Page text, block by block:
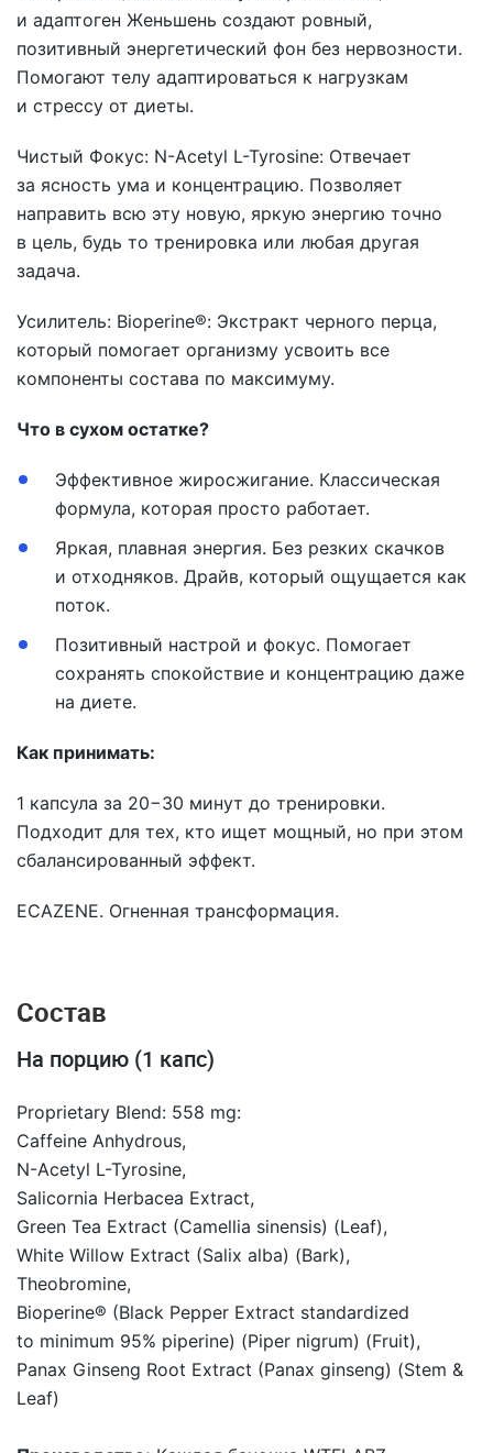
и адаптоген Женьшень создают ровный,
позитивный энергетический фон без нервозности.
Помогают телу адаптироваться к нагрузкам
и стрессу от диеты.
Чистый Фокус: N-Acetyl L-Tyrosine: Отвечает
за ясность ума и концентрацию. Позволяет
направить всю эту новую, яркую энергию точно
в цель, будь то тренировка или любая другая
задача.
Усилитель: Bioperine®: Экстракт черного перца,
который помогает организму усвоить все
компоненты состава по максимуму.
Что в сухом остатке?
Эффективное жиросжигание. Классическая
формула, которая просто работает.
Яркая, плавная энергия. Без резких скачков
и отходняков. Драйв, который ощущается как
поток.
Позитивный настрой и фокус. Помогает
сохранять спокойствие и концентрацию даже
на диете.
Как принимать:
1 капсула за 20−30 минут до тренировки.
Подходит для тех, кто ищет мощный, но при этом
сбалансированный эффект.
ECAZENE. Огненная трансформация.
Состав
На порцию (1 капс)
Proprietary Blend: 558 mg:
Caffeine Anhydrous,
N-Acetyl L-Tyrosine,
Salicornia Herbacea Extract,
Green Tea Extract (Camellia sinensis) (Leaf),
White Willow Extract (Salix alba) (Bark),
Theobromine,
Bioperine® (Black Pepper Extract standardized
to minimum 95% piperine) (Piper nigrum) (Fruit),
Panax Ginseng Root Extract (Panax ginseng) (Stem &
Leaf)